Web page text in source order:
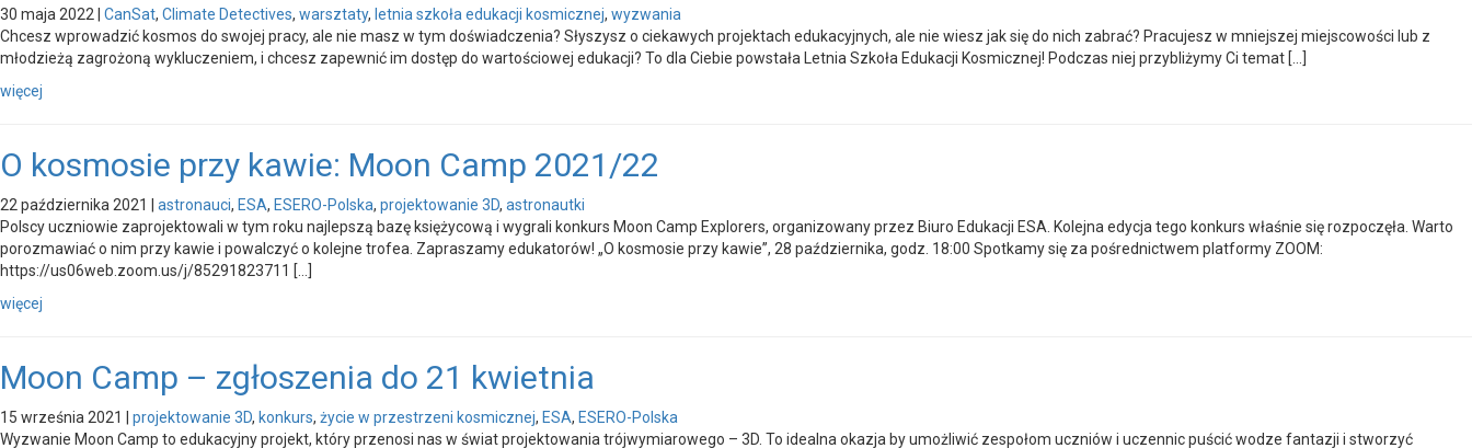
30 maja 2022 | CanSat, Climate Detectives, warsztaty, letnia szkoła edukacji kosmicznej, wyzwania
Chcesz wprowadzić kosmos do swojej pracy, ale nie masz w tym doświadczenia? Słyszysz o ciekawych projektach edukacyjnych, ale nie wiesz jak się do nich zabrać? Pracujesz w mniejszej miejscowości lub z
młodzieżą zagrożoną wykluczeniem, i chcesz zapewnić im dostęp do wartościowej edukacji? To dla Ciebie powstała Letnia Szkoła Edukacji Kosmicznej! Podczas niej przybliżymy Ci temat […]
więcej
O kosmosie przy kawie: Moon Camp 2021/22
22 października 2021 | astronauci, ESA, ESERO-Polska, projektowanie 3D, astronautki
Polscy uczniowie zaprojektowali w tym roku najlepszą bazę księżycową i wygrali konkurs Moon Camp Explorers, organizowany przez Biuro Edukacji ESA. Kolejna edycja tego konkurs właśnie się rozpoczęła. Warto
porozmawiać o nim przy kawie i powalczyć o kolejne trofea. Zapraszamy edukatorów! „O kosmosie przy kawie”, 28 października, godz. 18:00 Spotkamy się za pośrednictwem platformy ZOOM:
https://us06web.zoom.us/j/85291823711 […]
więcej
Moon Camp – zgłoszenia do 21 kwietnia
15 września 2021 | projektowanie 3D, konkurs, życie w przestrzeni kosmicznej, ESA, ESERO-Polska
Wyzwanie Moon Camp to edukacyjny projekt, który przenosi nas w świat projektowania trójwymiarowego – 3D. To idealna okazja by umożliwić zespołom uczniów i uczennic puścić wodze fantazji i stworzyć